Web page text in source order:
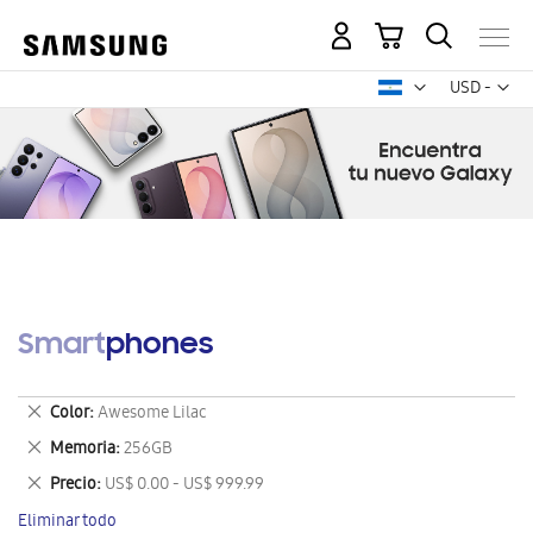
USD -
dólar
Mi carrito
Smartphones
Color Awesome Lilac
Eliminar
este
artículo
Memoria 256GB
Eliminar
este
artículo
Precio US$ 0.00 - US$ 999.99
Eliminar
este
Eliminar todo